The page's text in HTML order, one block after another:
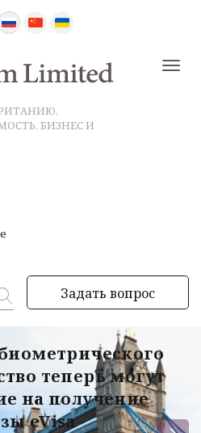
БИЗНЕС И
Задать вопрос
теперь могут
на получение
eVisa